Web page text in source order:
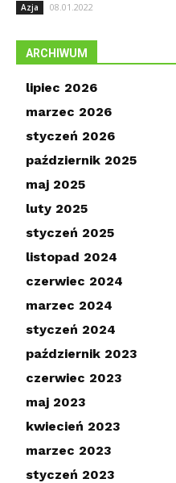
Azja 08.01.2022
ARCHIWUM
lipiec 2026
marzec 2026
styczeń 2026
październik 2025
maj 2025
luty 2025
styczeń 2025
listopad 2024
czerwiec 2024
marzec 2024
styczeń 2024
październik 2023
czerwiec 2023
maj 2023
kwiecień 2023
marzec 2023
styczeń 2023